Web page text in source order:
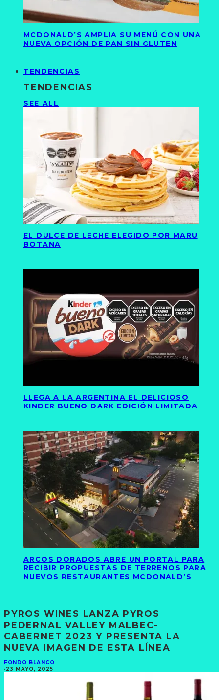
MCDONALD’S AMPLIA SU MENÚ CON UNA
NUEVA OPCIÓN DE PAN SIN GLUTEN
TENDENCIAS
TENDENCIAS
SEE ALL
EL DULCE DE LECHE ELEGIDO POR MARU
BOTANA
LLEGA A LA ARGENTINA EL DELICIOSO
KINDER BUENO DARK EDICIÓN LIMITADA
ARCOS DORADOS ABRE UN PORTAL PARA
RECIBIR PROPUESTAS DE TERRENOS PARA
NUEVOS RESTAURANTES MCDONALD’S
PYROS WINES LANZA PYROS
PEDERNAL VALLEY MALBEC-
CABERNET 2023 Y PRESENTA LA
NUEVA IMAGEN DE ESTA LÍNEA
FONDO BLANCO
·23 MAYO, 2025